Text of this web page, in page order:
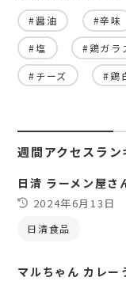
#醤油 #辛味
#塩 #鶏ガラ
#チーズ #鶏
週間アクセスラン
日清 ラーメン屋さ
2024年6月13日
日清食品
マルちゃん カレー